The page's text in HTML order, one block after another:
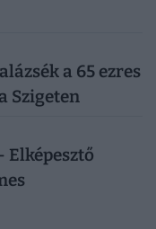
a 65 ezres
Szigeten
Elképesztő